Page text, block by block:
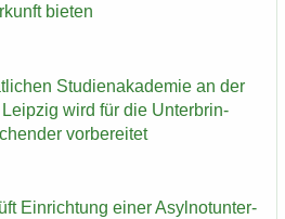
bie­ten
Stu­di­en­aka­de­mie an der
wird für die Un­ter­brin­
vor­be­rei­tet
Ein­rich­tung einer Asyl­not­un­ter­